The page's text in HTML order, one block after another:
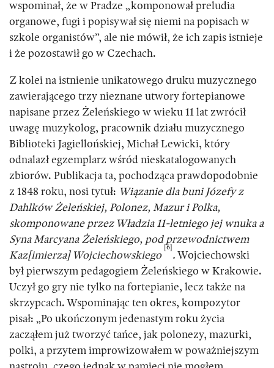
wspominał, że w Pradze „komponował preludia
organowe, fugi i popisywał się niemi na popisach w
szkole organistów”, ale nie mówił, że ich zapis istnieje
i że pozostawił go w Czechach.
Z kolei na istnienie unikatowego druku muzycznego
zawierającego trzy nieznane utwory fortepianowe
napisane przez Żeleńskiego w wieku 11 lat zwrócił
uwagę muzykolog, pracownik działu muzycznego
Biblioteki Jagiellońskiej, Michał Lewicki, który
odnalazł egzemplarz wśród nieskatalogowanych
zbiorów. Publikacja ta, pochodząca prawdopodobnie
z 1848 roku, nosi tytuł: Wiązanie dla buni Józefy z
Dahlków Żeleńskiej, Polonez, Mazur i Polka,
skomponowane przez Władzia 11-letniego jej wnuka a
Syna Marcyana Żeleńskiego, pod przewodnictwem
Kaz[imierza] Wojciechowskiego
[6]
. Wojciechowski
był pierwszym pedagogiem Żeleńskiego w Krakowie.
Uczył go gry nie tylko na fortepianie, lecz także na
skrzypcach. Wspominając ten okres, kompozytor
pisał: „Po ukończonym jedenastym roku życia
zacząłem już tworzyć tańce, jak polonezy, mazurki,
polki, a przytem improwizowałem w poważniejszym